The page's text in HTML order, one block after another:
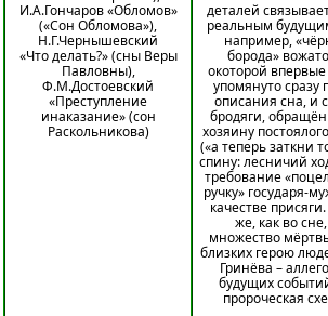
И.А.Гончаров «Обломов»
(«Сон Обломова»),
Н.Г.Чернышевский
«Что делать?» (сны Веры
Павловны),
Ф.М.Достоевский
«Преступление
инаказание» (сон
Раскольникова)
деталей
реальным
например,
борода»
окоторой впервые
упомянуто сразу
описания сна, и
бродяги,
хозяину
(«а теперь заткни
спину: лесничий
требование
ручку» государя-
качестве
же, как во
множество
близких герою
Гринёва –
будущих
пророческая